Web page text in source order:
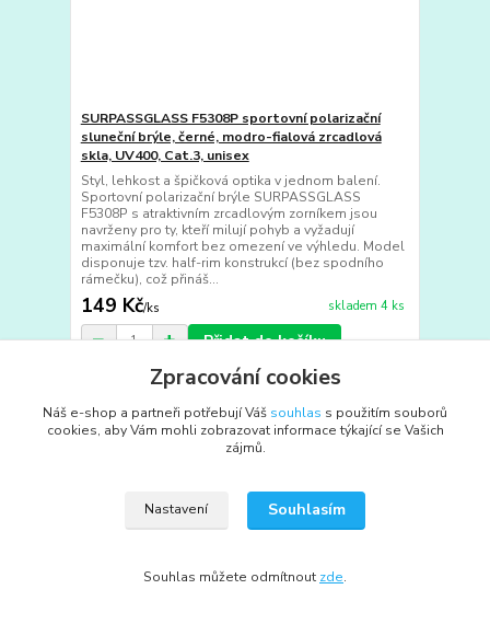
SURPASSGLASS F5308P sportovní polarizační
sluneční brýle, černé, modro-fialová zrcadlová
skla, UV400, Cat.3, unisex
Styl, lehkost a špičková optika v jednom balení.
Sportovní polarizační brýle SURPASSGLASS
F5308P s atraktivním zrcadlovým zorníkem jsou
navrženy pro ty, kteří milují pohyb a vyžadují
maximální komfort bez omezení ve výhledu. Model
disponuje tzv. half-rim konstrukcí (bez spodního
rámečku), což přináš...
149 Kč/ks skladem 4 ks
Přidat do košíku
TOP produkt
Novinka
Zpracování cookies
Náš e-shop a partneři potřebují Váš souhlas s použitím souborů
cookies, aby Vám mohli zobrazovat informace týkající se Vašich
zájmů.
Nastavení Souhlasím
Souhlas můžete odmítnout zde.